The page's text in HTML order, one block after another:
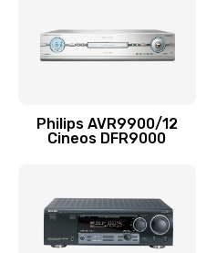
550
Ремонт
Philips AVR9900/12
Cineos DFR9000